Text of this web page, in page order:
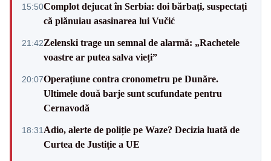
15:50Complot dejucat în Serbia: doi bărbați, suspectați
că plănuiau asasinarea lui Vučić
21:42Zelenski trage un semnal de alarmă: „Rachetele
voastre ar putea salva vieți”
20:07Operațiune contra cronometru pe Dunăre.
Ultimele două barje sunt scufundate pentru
Cernavodă
18:31 Adio, alerte de poliție pe Waze? Decizia luată de
Curtea de Justiție a UE